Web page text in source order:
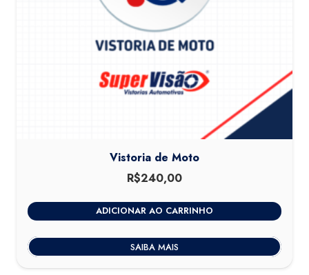
Vistoria de Moto
R$240,00
ADICIONAR AO CARRINHO
SAIBA MAIS